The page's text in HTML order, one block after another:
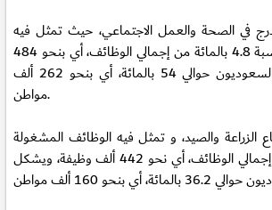
في الصحة والعمل الاجتماعي، حيث تمثل فيه
الوظائف المشغولة بنسبة 4.8 بالمائة من إجمالي الوظائف، أي بنحو 484
ألف وظيفة، ويشكل السعوديون حوالي 54 بالمائة، أي بنحو 262 ألف
مواطن.
الزراعة والصيد، و تمثل فيه الوظائف المشغولة
بنسبة 4.4 بالمائة من إجمالي الوظائف، أي نحو 442 ألف وظيفة، ويشكل